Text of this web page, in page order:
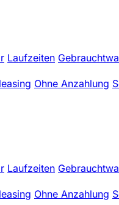
Laufzeiten
Ohne Anzahlung
Laufzeiten
Ohne Anzahlung